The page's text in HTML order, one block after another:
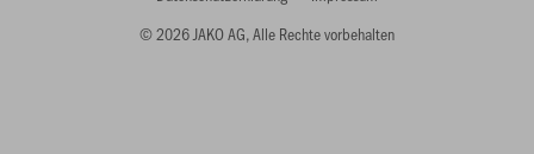
© 2026 JAKO AG, Alle Rechte vorbehalten